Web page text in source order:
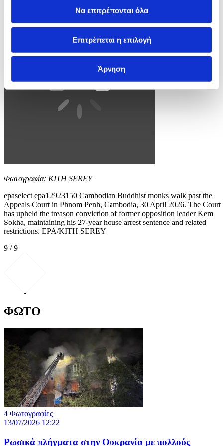
Να επιτρέπονται όλα
Επιτρέπεται η επιλογή
Άρνηση
Φωτογραφία: KITH SEREY
epaselect epa12923150 Cambodian Buddhist monks walk past the
Appeals Court in Phnom Penh, Cambodia, 30 April 2026. The Court
has upheld the treason conviction of former opposition leader Kem
Sokha, maintaining his 27‑year house arrest sentence and related
restrictions. EPA/KITH SEREY
9 / 9
ΦΩΤΟ
4 Φωτογραφίες
13/07/2026 12:22
Ρωσικά πλήγματα στην Ουκρανία με πολλούς